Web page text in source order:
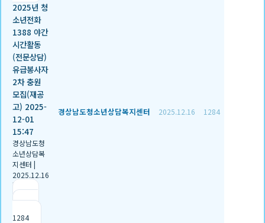
2025년 청
소년전화
1388 야간
시간활동
(전문상담)
유급봉사자
2차 충원
모집(재공
고) 2025-
12-01
15:47
경상남도청
소년상담복
지센터 |
2025.12.16
|
1284
경상남도청소년상담복지센터 2025.12.16 1284